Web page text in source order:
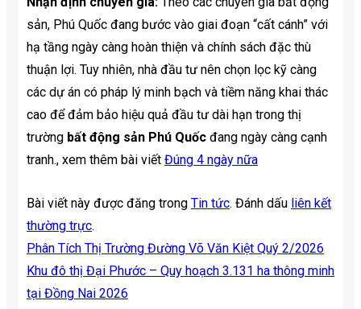
sản, Phú Quốc đang bước vào giai đoạn “cất cánh” với
hạ tầng ngày càng hoàn thiện và chính sách đặc thù
thuận lợi. Tuy nhiên, nhà đầu tư nên chọn lọc kỹ càng
các dự án có pháp lý minh bạch và tiềm năng khai thác
cao để đảm bảo hiệu quả đầu tư dài hạn trong thị
trường bất động sản Phú Quốc đang ngày càng cạnh
tranh., xem thêm bài viết Đúng 4 ngày nữa
Bài viết này được đăng trong Tin tức. Đánh dấu liên kết
thường trực.
Phân Tích Thị Trường Đường Võ Văn Kiệt Quý 2/2026
Khu đô thị Đại Phước – Quy hoạch 3.131 ha thông minh
tại Đồng Nai 2026